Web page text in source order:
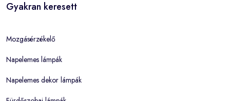
Gyakran keresett
Mozgásérzékelő
Napelemes lámpák
Napelemes dekor lámpák